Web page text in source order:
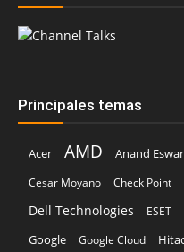
Principales temas
Acer AMD Anand
Cesar Moyano
Check Point
Dell Technologies ESET
Google Google Cloud